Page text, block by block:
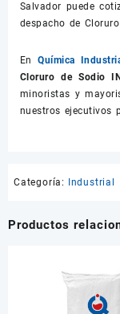
Salvador puede
despacho de
EnQuímica
Cloruro de Sodio
minoristas y
nuestros ejecutivos
Categoría: Industrial
Productos